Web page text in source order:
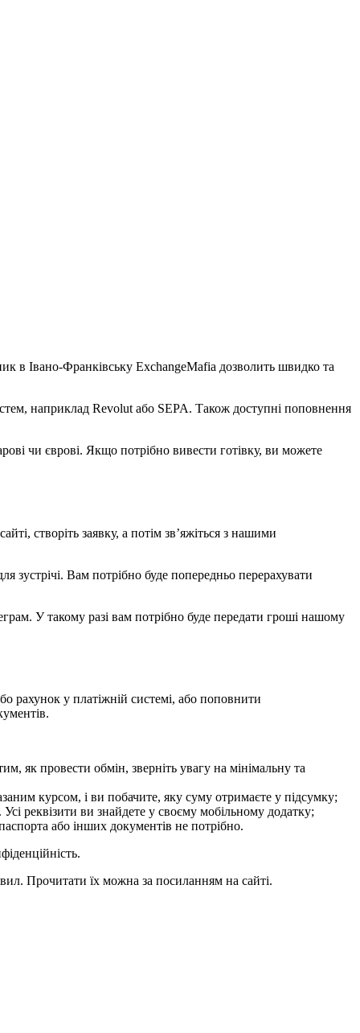
в Івано-Франківську ExchangeMafia дозволить швидко та
наприклад Revolut або SEPA. Також доступні поповнення
чи єврові. Якщо потрібно вивести готівку, ви можете
створіть заявку, а потім зв’яжіться з нашими
зустрічі. Вам потрібно буде попередньо перерахувати
У такому разі вам потрібно буде передати гроші нашому
у платіжній системі, або поповнити
як провести обмін, зверніть увагу на мінімальну та
курсом, і ви побачите, яку суму отримаєте у підсумку;
реквізити ви знайдете у своєму мобільному додатку;
або інших документів не потрібно.
Прочитати їх можна за посиланням на сайті.